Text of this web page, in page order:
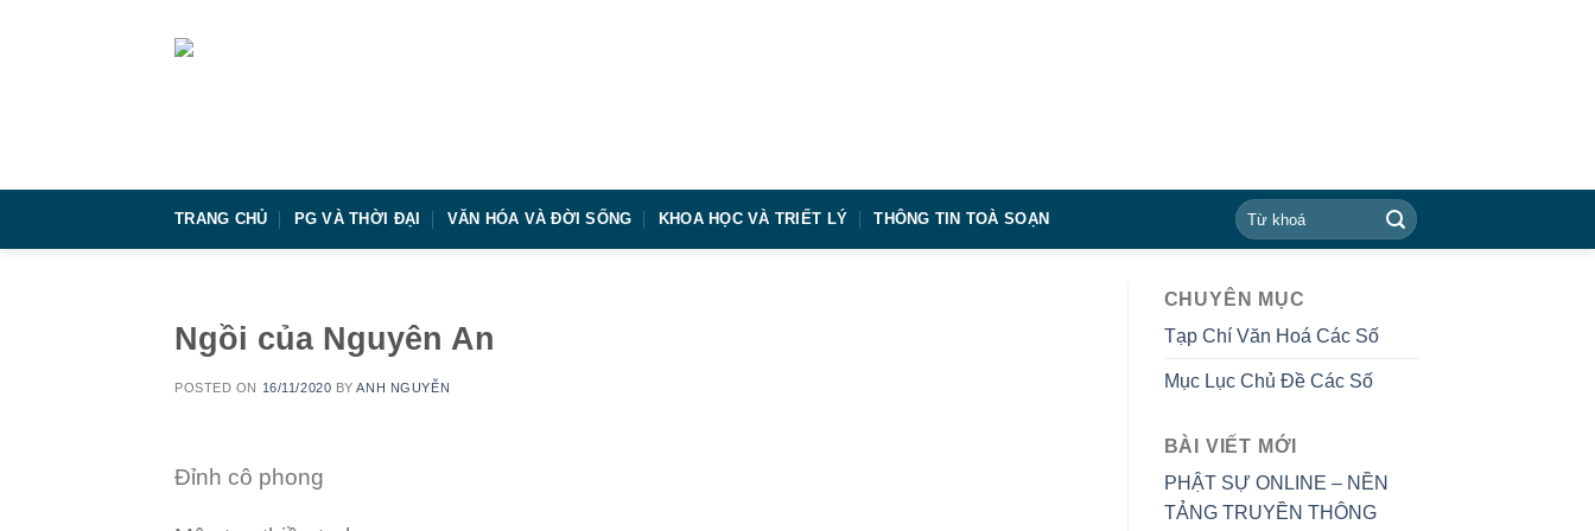
TRANG CHỦ PG VÀ THỜI ĐẠI VĂN HÓA VÀ ĐỜI SỐNG KHOA HỌC VÀ TRIẾT LÝ THÔNG TIN TOÀ SOẠN
Ngồi của Nguyên An
POSTED ON 16/11/2020 BYANH NGUYỄN
Đỉnh cô phong
CHUYÊN MỤC
Tạp Chí Văn Hoá Các Số
Mục Lục Chủ Đề Các Số
BÀI VIẾT MỚI
PHẬT SỰ ONLINE – NỀN
TẢNG TRUYỀN THÔNG